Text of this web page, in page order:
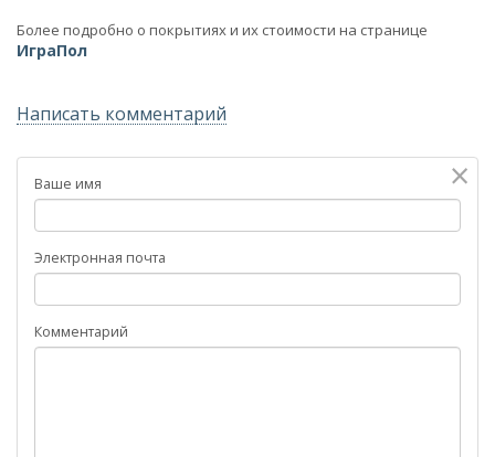
Более подробно о покрытиях и их стоимости на странице
ИграПол
Написать комментарий
×
Ваше имя
Электронная почта
Комментарий